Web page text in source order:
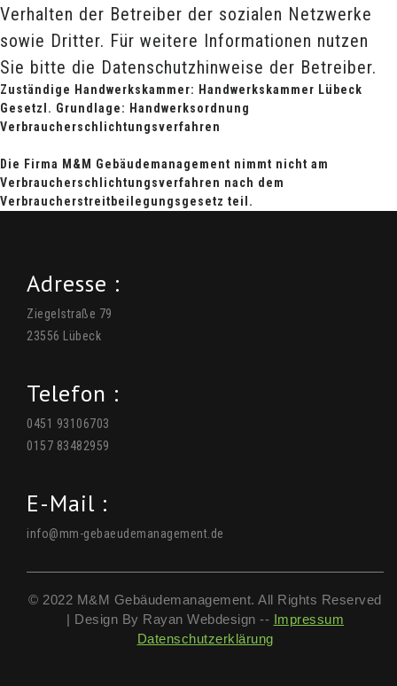
Verhalten der Betreiber der sozialen Netzwerke
sowie Dritter. Für weitere Informationen nutzen
Sie bitte die Datenschutzhinweise der Betreiber.
Zuständige Handwerkskammer: Handwerkskammer Lübeck
Gesetzl. Grundlage: Handwerksordnung
Verbraucherschlichtungsverfahren
Die Firma M&M Gebäudemanagement nimmt nicht am
Verbraucherschlichtungsverfahren nach dem
Verbraucherstreitbeilegungsgesetz teil.
Adresse :
Ziegelstraße 79
23556 Lübeck
Telefon :
0451 93106703
0157 83482959
E-Mail :
info@mm-gebaeudemanagement.de
© 2022 M&M Gebäudemanagement. All Rights Reserved
| Design By Rayan Webdesign -- Impressum
Datenschutzerklärung